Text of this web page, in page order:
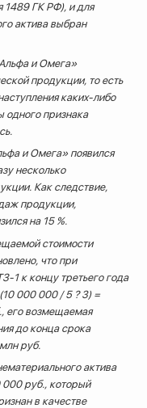
1489 ГК РФ), и для
актива выбран
и Омега»
продукции, то есть
каких-либо
одного признака
и Омега» появился
несколько
Как следствие,
продукции,
на 15 %.
стоимости
что при
1 к концу третьего года
000 000 / 5 ? 3) =
его возмещаемая
до конца срока
руб.
актива
руб., который
в качестве